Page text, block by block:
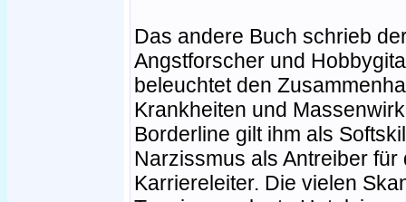
Das andere Buch schrieb
Angstforscher und
beleuchtet den
Krankheiten und
Borderline gilt ihm als
Narzissmus als Antreiber
Karriereleiter. Die vielen